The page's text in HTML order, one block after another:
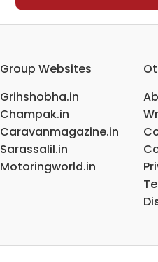
Group Websites
Grihshobha.in
Champak.in
Caravanmagazine.in
Sarassalil.in
Motoringworld.in